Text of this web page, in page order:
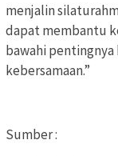
menjalin
dapat membantu
bawahi
kebersamaan.”
‎Sumber :